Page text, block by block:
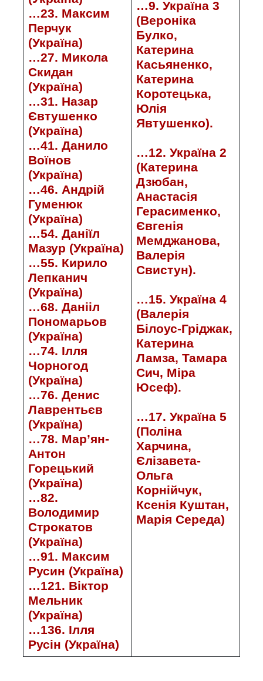
…23. Максим
Перчук
(Україна)
…27. Микола
Скидан
(Україна)
…31. Назар
Євтушенко
(Україна)
…41. Данило
Воїнов
(Україна)
…46. Андрій
Гуменюк
(Україна)
…54. Даніїл
Мазур (Україна)
…55. Кирило
Лепканич
(Україна)
…68. Данііл
Пономарьов
(Україна)
…74. Ілля
Чорногод
(Україна)
…76. Денис
Лаврентьєв
(Україна)
…78. Мар’ян-
Антон
Горецький
(Україна)
…82.
Володимир
Строкатов
(Україна)
…91. Максим
Русин (Україна)
…121. Віктор
Мельник
(Україна)
…136. Ілля
Русін (Україна)
…9. Україна 3
(Вероніка
Булко,
Катерина
Касьяненко,
Катерина
Коротецька,
Юлія
Явтушенко).
…12. Україна 2
(Катерина
Дзюбан,
Анастасія
Герасименко,
Євгенія
Мемджанова,
Валерія
Свистун).
…15. Україна 4
(Валерія
Білоус-Гріджак,
Катерина
Ламза, Тамара
Сич, Міра
Юсеф).
…17. Україна 5
(Поліна
Харчина,
Єлізавета-
Ольга
Корнійчук,
Ксенія Куштан,
Марія Середа)